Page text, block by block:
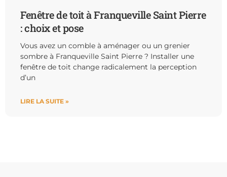
Fenêtre de toit à Franqueville Saint Pierre
: choix et pose
Vous avez un comble à aménager ou un grenier
sombre à Franqueville Saint Pierre ? Installer une
fenêtre de toit change radicalement la perception
d’un
LIRE LA SUITE »